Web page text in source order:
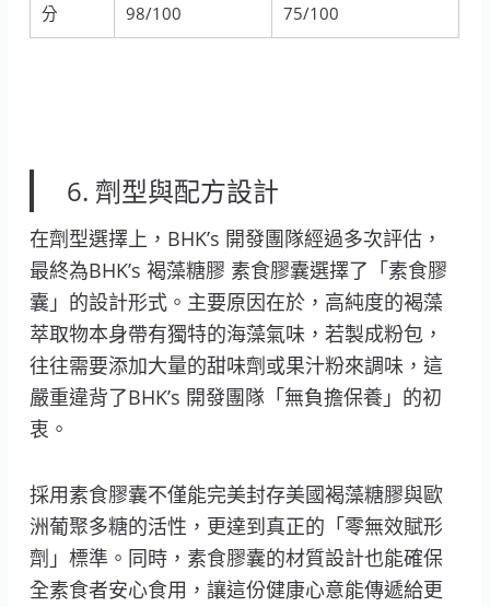
分
98/100
75/100
6. 劑型與配方設計
在劑型選擇上，BHK’s 開發團隊經過多次評估，
最終為BHK’s 褐藻糖膠 素食膠囊選擇了「素食膠
囊」的設計形式。主要原因在於，高純度的褐藻
萃取物本身帶有獨特的海藻氣味，若製成粉包，
往往需要添加大量的甜味劑或果汁粉來調味，這
嚴重違背了BHK’s 開發團隊「無負擔保養」的初
衷。
採用素食膠囊不僅能完美封存美國褐藻糖膠與歐
洲葡聚多糖的活性，更達到真正的「零無效賦形
劑」標準。同時，素食膠囊的材質設計也能確保
全素食者安心食用，讓這份健康心意能傳遞給更